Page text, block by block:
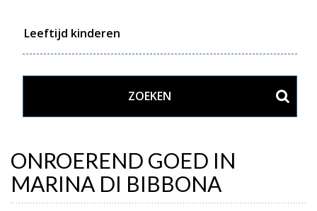
ONROEREND GOED IN
MARINA DI BIBBONA